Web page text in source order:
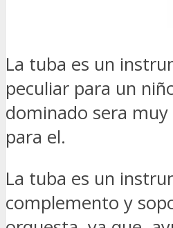
La tuba es un
peculiar para un
dominado sera
para el.
La tuba es un
complemento y